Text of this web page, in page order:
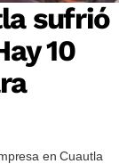
sufrió
10
en Cuautla